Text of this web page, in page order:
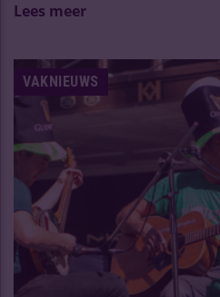
Lees meer
VAKNIEUWS